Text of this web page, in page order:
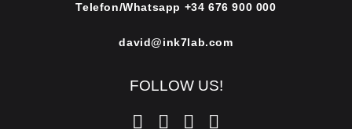
Telefon/Whatsapp +34 676 900 000
david@ink7lab.com
FOLLOW US!